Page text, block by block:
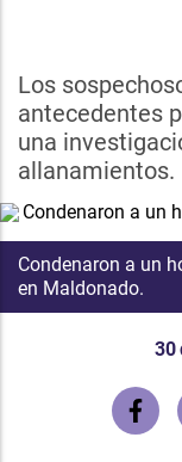
Los
antecedentes
una
allanamientos.
Condenaron a un
en Maldonado.
30